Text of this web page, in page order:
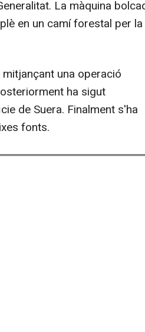
La màquina
en un camí forestal per la
una operació
ha sigut
de Suera. Finalment s'ha
fonts.